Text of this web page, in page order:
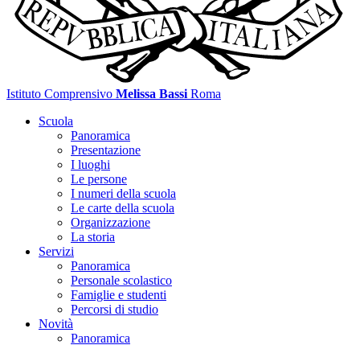
Istituto Comprensivo Melissa Bassi Roma
Scuola
Panoramica
Presentazione
I luoghi
Le persone
I numeri della scuola
Le carte della scuola
Organizzazione
La storia
Servizi
Panoramica
Personale scolastico
Famiglie e studenti
Percorsi di studio
Novità
Panoramica